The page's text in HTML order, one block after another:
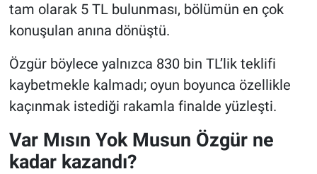
tam olarak 5 TL bulunması, bölümün en çok
konuşulan anına dönüştü.
Özgür böylece yalnızca 830 bin TL’lik teklifi
kaybetmekle kalmadı; oyun boyunca özellikle
kaçınmak istediği rakamla finalde yüzleşti.
Var Mısın Yok Musun Özgür ne
kadar kazandı?